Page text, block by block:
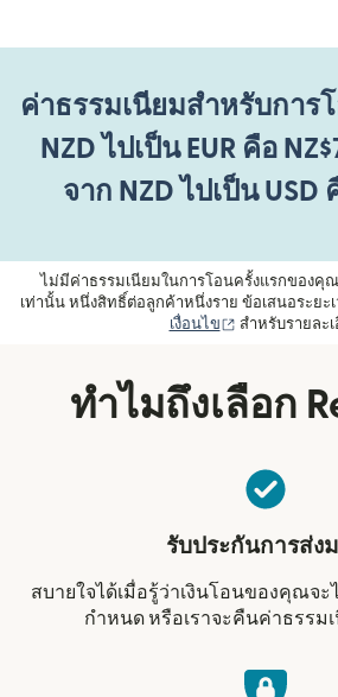
ค่าธรรมเนียมสำหรับการ
NZD ไปเป็น EUR คือ
จาก NZD ไปเป็น USD
ไม่มีค่าธรรมเนียมในการโอนครั้งแรกของคุ
เท่านั้น หนึ่งสิทธิ์ต่อลูกค้าหนึ่งราย ข้อเสนอระยะ
เงื่อนไข
(เปิดในหน้าต่าง
สำหรับรายละ
ทำไมถึงเลือก
รับประกันการส่ง
สบายใจได้เมื่อรู้ว่าเงินโอนของคุณจ
กำหนด หรือเราจะคืนค่าธรร